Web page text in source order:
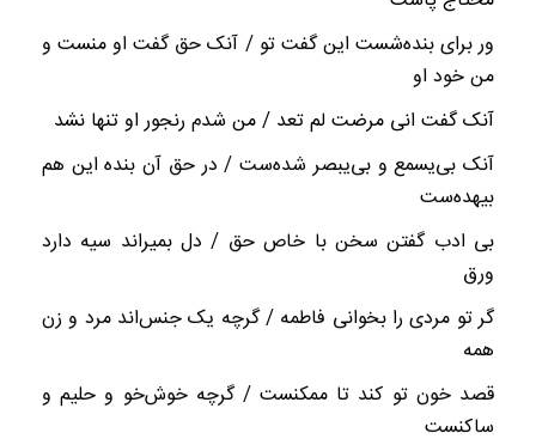
ور برای بنده‌شست این گفت تو / آنک حق گفت او منست و
من خود او
آنک گفت انی مرضت لم تعد / من شدم رنجور او تنها نشد
آنک بی‌یسمع و بی‌یبصر شده‌ست / در حق آن بنده این هم
بیهده‌ست
بی ادب گفتن سخن با خاص حق / دل بمیراند سیه دارد
ورق
گر تو مردی را بخوانی فاطمه / گرچه یک جنس‌اند مرد و زن
همه
قصد خون تو کند تا ممکنست / گرچه خوش‌خو و حلیم و
ساکنست